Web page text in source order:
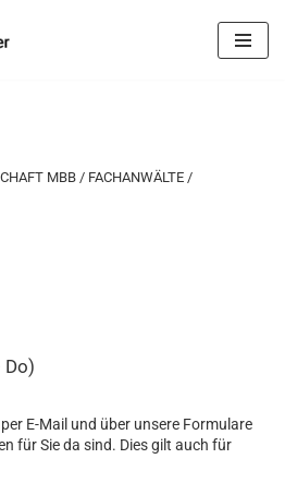
MBB / FACHANWÄLTE /
Do)
E-Mail und über unsere Formulare
für Sie da sind. Dies gilt auch für